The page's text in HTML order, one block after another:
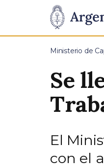
Presidencia
de
Pasar al contenido
Ministerio de
Se
El
con el